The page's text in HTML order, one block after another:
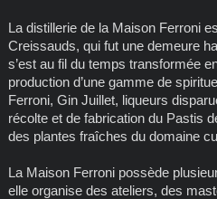
La distillerie de la Maison Ferroni
Creissauds, qui fut une demeure
s’est au fil du temps transformée
production d’une gamme de
Ferroni, Gin Juillet, liqueurs
récolte et de fabrication du Pastis
des plantes fraîches du domaine
La Maison Ferroni possède
elle organise des ateliers, des